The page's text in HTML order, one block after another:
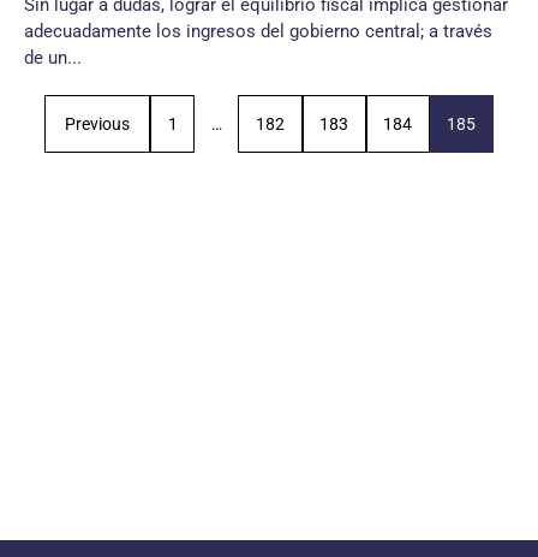
Sin lugar a dudas, lograr el equilibrio fiscal implica gestionar
adecuadamente los ingresos del gobierno central; a través
de un...
Previous 1 … 182 183 184 185